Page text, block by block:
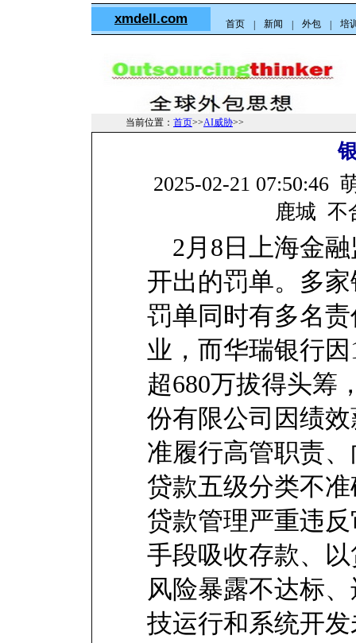
xmdell.com 首页 新闻 外包 培
当前位置： 首页>>AI威胁>>
2025-02-21 07:50:46
鹿城 不
2月8日上海金融
开出的罚单。多
罚单同时有多名
业，而华瑞银行
超680万拔得头筹
份有限公司因绩
准履行高管职责
贷款五级分类不
贷款管理严重违
手段吸收存款、
风险暴露不达标
技运行和系统开